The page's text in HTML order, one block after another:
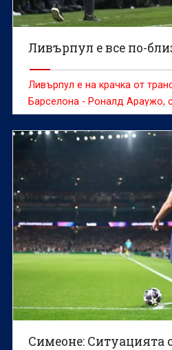
Ливърпул е все по-
Ливърпул е на крачка от
Барселона - Роналд Араужо,
Симеоне: Ситуацията